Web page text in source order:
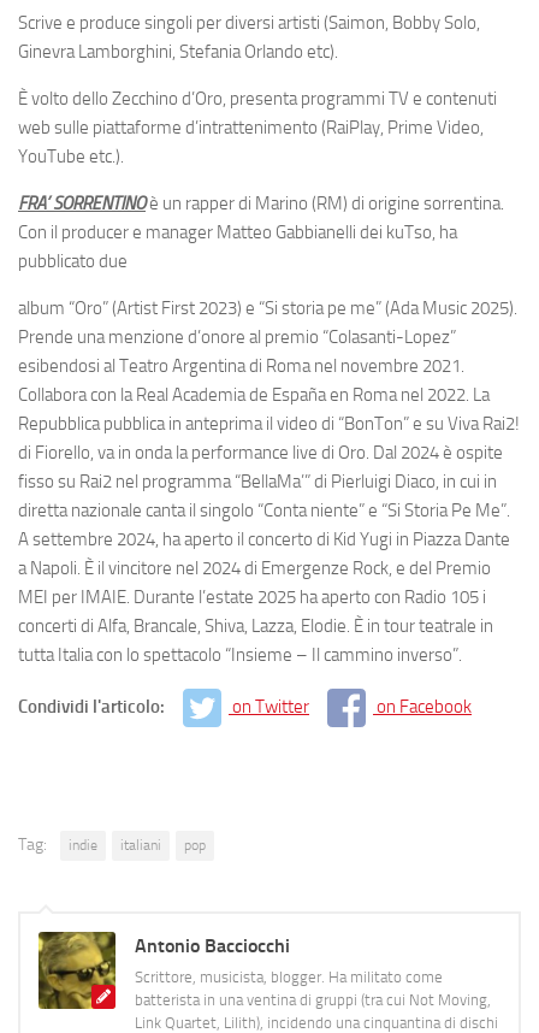
Scrive e produce singoli per diversi artisti (Saimon, Bobby Solo,
Ginevra Lamborghini, Stefania Orlando etc).
È volto dello Zecchino d’Oro, presenta programmi TV e contenuti
web sulle piattaforme d’intrattenimento (RaiPlay, Prime Video,
YouTube etc.).
FRA’ SORRENTINOè un rapper di Marino (RM) di origine sorrentina.
Con il producer e manager Matteo Gabbianelli dei kuTso, ha
pubblicato due
album “Oro” (Artist First 2023) e “Si storia pe me” (Ada Music 2025).
Prende una menzione d’onore al premio “Colasanti-Lopez”
esibendosi al Teatro Argentina di Roma nel novembre 2021.
Collabora con la Real Academia de España en Roma nel 2022. La
Repubblica pubblica in anteprima il video di “BonTon” e su Viva Rai2!
di Fiorello, va in onda la performance live di Oro. Dal 2024 è ospite
fisso su Rai2 nel programma “BellaMa’” di Pierluigi Diaco, in cui in
diretta nazionale canta il singolo “Conta niente” e “Si Storia Pe Me”.
A settembre 2024, ha aperto il concerto di Kid Yugi in Piazza Dante
a Napoli. È il vincitore nel 2024 di Emergenze Rock, e del Premio
MEI per IMAIE. Durante l’estate 2025 ha aperto con Radio 105 i
concerti di Alfa, Brancale, Shiva, Lazza, Elodie. È in tour teatrale in
tutta Italia con lo spettacolo “Insieme – Il cammino inverso”.
Condividi l'articolo: on Twitter on Facebook
Tag: indie italiani pop
Antonio Bacciocchi
Scrittore, musicista, blogger. Ha militato come
batterista in una ventina di gruppi (tra cui Not Moving,
Link Quartet, Lilith), incidendo una cinquantina di dischi